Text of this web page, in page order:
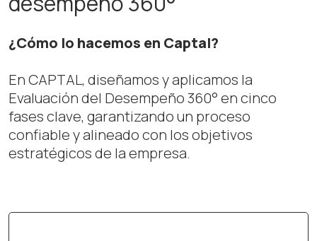
¿Cómo lo hacemos en Captal?
En CAPTAL, diseñamos y aplicamos la
Evaluación del Desempeño 360° en cinco
fases clave, garantizando un proceso
confiable y alineado con los objetivos
estratégicos de la empresa.